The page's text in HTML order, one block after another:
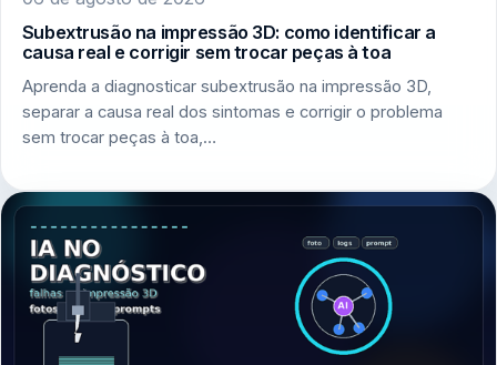
Subextrusão na impressão 3D: como identificar a
causa real e corrigir sem trocar peças à toa
Aprenda a diagnosticar subextrusão na impressão 3D,
separar a causa real dos sintomas e corrigir o problema
sem trocar peças à toa,…